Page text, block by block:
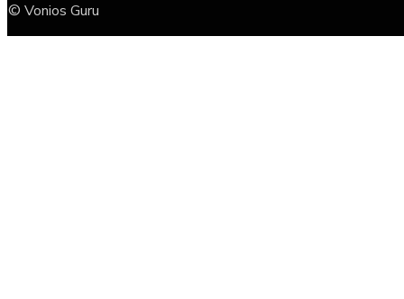
© Vonios Guru